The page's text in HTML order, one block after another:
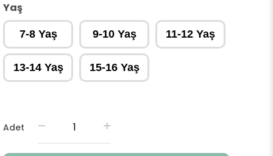
Yaş
7-8 Yaş 9-10 Yaş 11-12 Yaş
13-14 Yaş 15-16 Yaş
Adet